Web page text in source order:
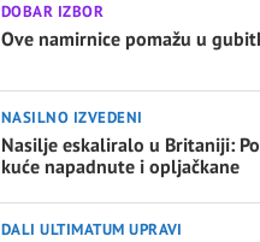
DOBAR IZBOR
Ove namirnice pomažu u
NASILNO IZVEDENI
Nasilje eskaliralo u Britaniji:
kuće napadnute i opljačkane
DALI ULTIMATUM UPRAVI